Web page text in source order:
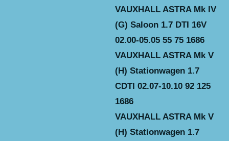
VAUXHALL ASTRA Mk IV
(G) Saloon 1.7 DTI 16V
02.00-05.05 55 75 1686
VAUXHALL ASTRA Mk V
(H) Stationwagen 1.7
CDTI 02.07-10.10 92 125
1686
VAUXHALL ASTRA Mk V
(H) Stationwagen 1.7